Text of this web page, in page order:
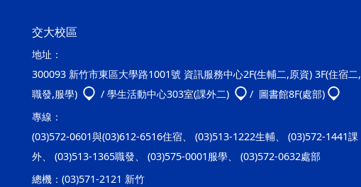
交大校區
地址：
300093 新竹市東區大學路1001號 資訊服務中心2F(生輔二,原資) 3F(住宿二,
職發,服學)
/ 學生活動中心303室(課外二)
/ 圖書館8F(處部)
專線：
(03)572-0601與(03)612-6516住宿、 (03)513-1222生輔、 (03)572-1441課
外、 (03)513-1365職發、 (03)575-0001服學、 (03)572-0632處部
總機：(03)571-2121 新竹